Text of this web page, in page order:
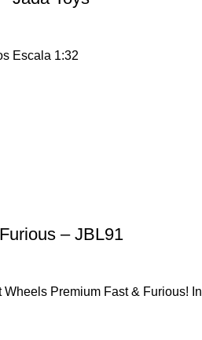
Escala 1:32
– JBL91
Premium Fast &